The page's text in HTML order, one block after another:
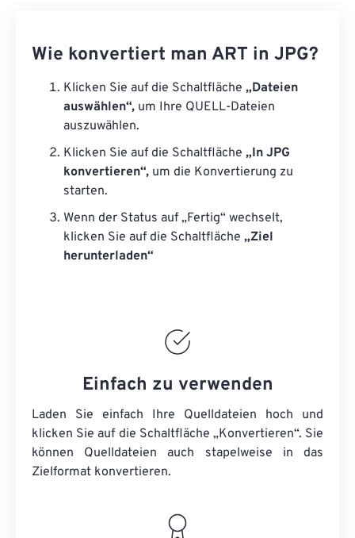
Wie konvertiert man ART in JPG?
Klicken Sie auf die Schaltfläche „Dateien
auswählen“, um Ihre QUELL-Dateien
auszuwählen.
Klicken Sie auf die Schaltfläche „In JPG
konvertieren“, um die Konvertierung zu
starten.
Wenn der Status auf „Fertig“ wechselt,
klicken Sie auf die Schaltfläche „Ziel
herunterladen“
Einfach zu verwenden
Laden Sie einfach Ihre Quelldateien hoch und
klicken Sie auf die Schaltfläche „Konvertieren“. Sie
können Quelldateien auch stapelweise in das
Zielformat konvertieren.